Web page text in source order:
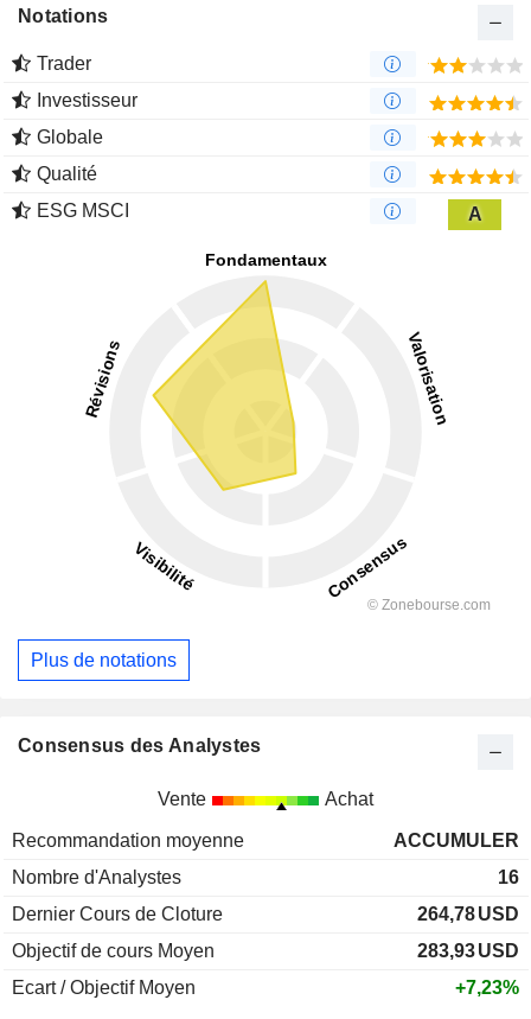
Notations
Trader
Investisseur
Globale
Qualité
ESG MSCI
A
Plus de notations
Consensus des Analystes
Vente Achat
Recommandation moyenne
ACCUMULER
Nombre d'Analystes
16
Dernier Cours de Cloture
264,78USD
Objectif de cours Moyen
283,93USD
Ecart / Objectif Moyen
+7,23%